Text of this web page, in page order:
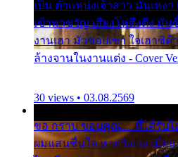
เป็น ตำแหน่งเจ้าสาว มันเหง
เข้าพาขวัญ เสียงโห่ตึงตึง มั
งานเฮา มัวซอยเขา ใจเฮาซิ
ล้างจานในงานแต่ง - Cover
30 views • 03.08.2569
ขอ กราบ ขอบคุณ.... ที่ได้รับ
ผมแสนชื่นใจ หายวังเวง เมื่อ